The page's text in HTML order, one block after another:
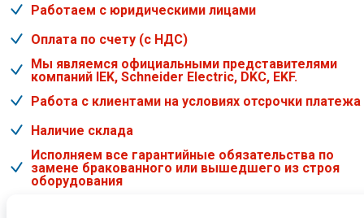
Работаем с юридическими лицами
Оплата по счету (с НДС)
Мы являемся официальными представителями
компаний IEK, Schneider Electric, DKC, EKF.
Работа с клиентами на условиях отсрочки платежа
Наличие склада
Исполняем все гарантийные обязательства по
замене бракованного или вышедшего из строя
оборудования